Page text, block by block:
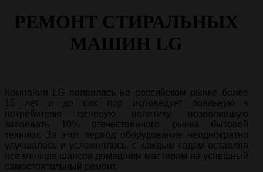
РЕМОНТ СТИРАЛЬНЫХ
МАШИН LG
Компания LG появилась на российском рынке более
15 лет и до сих пор исповедует лояльную к
потребителю ценовую политику, позволившую
завоевать 10% отечественного рынка бытовой
техники. За этот период оборудование неоднократно
улучшалось и усложнялось, с каждым годом оставляя
все меньше шансов домашним мастерам на успешный
самостоятельный ремонт.